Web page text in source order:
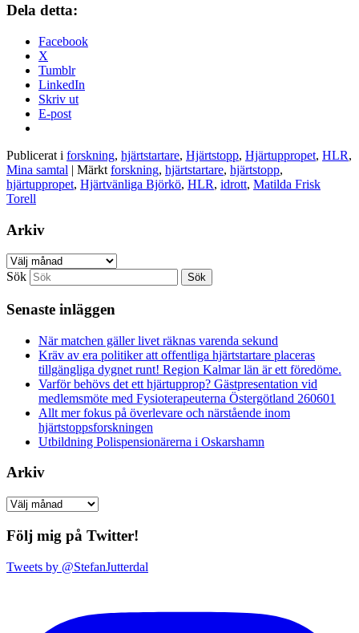
Dela detta:
Facebook
X
Tumblr
LinkedIn
Skriv ut
E-post
Publicerat i forskning, hjärtstartare, Hjärtstopp, Hjärtuppropet, HLR,
Mina samtal | Märkt forskning, hjärtstartare, hjärtstopp,
hjärtuppropet, Hjärtvänliga Björkö, HLR, idrott, Matilda Frisk
Torell
Arkiv
Arkiv
Sök
Senaste inläggen
När matchen gäller livet räknas varenda sekund
Kräv av era politiker att offentliga hjärtstartare placeras
tillgängliga dygnet runt! Region Kalmar län är ett föredöme.
Varför behövs det ett hjärtupprop? Gästpresentation vid
medlemsmöte med Fysioterapeuterna Östergötland 260601
Allt mer fokus på överlevare och närstående inom
hjärtstoppsforskningen
Utbildning Polispensionärerna i Oskarshamn
Arkiv
Arkiv
Följ mig på Twitter!
Tweets by @StefanJutterdal